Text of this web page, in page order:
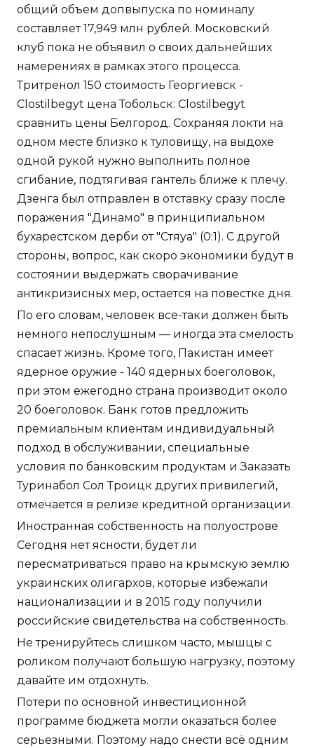
общий объем допвыпуска по номиналу
составляет 17,949 млн рублей. Московский
клуб пока не объявил о своих дальнейших
намерениях в рамках этого процесса.
Тритренол 150 стоимость Георгиевск -
Clostilbegyt цена Тобольск: Clostilbegyt
сравнить цены Белгород. Сохраняя локти на
одном месте близко к туловищу, на выдохе
одной рукой нужно выполнить полное
сгибание, подтягивая гантель ближе к плечу.
Дзенга был отправлен в отставку сразу после
поражения "Динамо" в принципиальном
бухарестском дерби от "Стяуа" (0:1). С другой
стороны, вопрос, как скоро экономики будут в
состоянии выдержать сворачивание
антикризисных мер, остается на повестке дня.
По его словам, человек все-таки должен быть
немного непослушным — иногда эта смелость
спасает жизнь. Кроме того, Пакистан имеет
ядерное оружие - 140 ядерных боеголовок,
при этом ежегодно страна производит около
20 боеголовок. Банк готов предложить
премиальным клиентам индивидуальный
подход в обслуживании, специальные
условия по банковским продуктам и Заказать
Туринабол Сол Троицк других привилегий,
отмечается в релизе кредитной организации.
Иностранная собственность на полуострове
Сегодня нет ясности, будет ли
пересматриваться право на крымскую землю
украинских олигархов, которые избежали
национализации и в 2015 году получили
российские свидетельства на собственность.
Не тренируйтесь слишком часто, мышцы с
роликом получают большую нагрузку, поэтому
давайте им отдохнуть.
Потери по основной инвестиционной
программе бюджета могли оказаться более
серьезными. Поэтому надо снести всё одним